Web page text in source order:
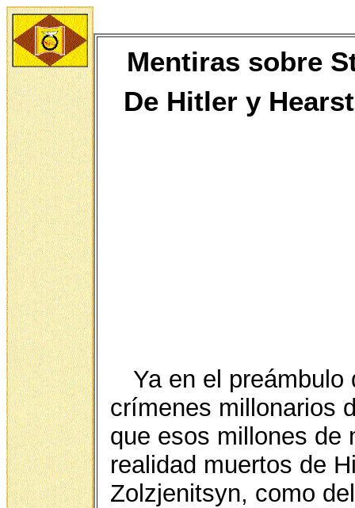
Mentiras sobre
De Hitler y
Ya en el
crímenes millonarios
que esos millones de
realidad muertos de
Zolzjenitsyn, como